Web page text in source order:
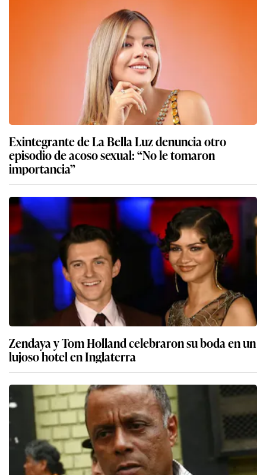
Exintegrante de La Bella Luz denuncia otro
episodio de acoso sexual: “No le tomaron
importancia”
Zendaya y Tom Holland celebraron su boda en un
lujoso hotel en Inglaterra